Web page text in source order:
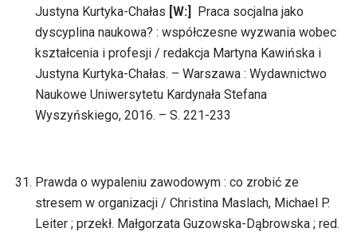
Justyna Kurtyka-Chałas [W:]
Praca socjalna jako
dyscyplina naukowa? : współczesne wyzwania wobec
kształcenia i profesji / redakcja Martyna Kawińska i
Justyna Kurtyka-Chałas. – Warszawa : Wydawnictwo
Naukowe Uniwersytetu Kardynała Stefana
Wyszyńskiego, 2016. – S. 221-233
Prawda o wypaleniu zawodowym : co zrobić ze
stresem w organizacji / Christina Maslach, Michael P.
Leiter ; przekł. Małgorzata Guzowska-Dąbrowska ; red.